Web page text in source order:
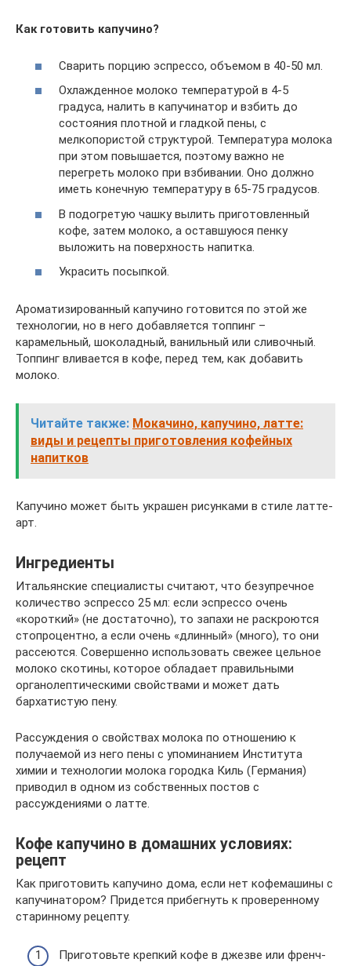
Как готовить капучино?
Сварить порцию эспрессо, объемом в 40-50 мл.
Охлажденное молоко температурой в 4-5
градуса, налить в капучинатор и взбить до
состояния плотной и гладкой пены, с
мелкопористой структурой. Температура молока
при этом повышается, поэтому важно не
перегреть молоко при взбивании. Оно должно
иметь конечную температуру в 65-75 градусов.
В подогретую чашку вылить приготовленный
кофе, затем молоко, а оставшуюся пенку
выложить на поверхность напитка.
Украсить посыпкой.
Ароматизированный капучино готовится по этой же
технологии, но в него добавляется топпинг –
карамельный, шоколадный, ванильный или сливочный.
Топпинг вливается в кофе, перед тем, как добавить
молоко.
Читайте также: Мокачино, капучино, латте:
виды и рецепты приготовления кофейных
напитков
Капучино может быть украшен рисунками в стиле латте-
арт.
Ингредиенты
Итальянские специалисты считают, что безупречное
количество эспрессо 25 мл: если эспрессо очень
«короткий» (не достаточно), то запахи не раскроются
стопроцентно, а если очень «длинный» (много), то они
рассеются. Совершенно использовать свежее цельное
молоко скотины, которое обладает правильными
органолептическими свойствами и может дать
бархатистую пену.
Рассуждения о свойствах молока по отношению к
получаемой из него пены с упоминанием Института
химии и технологии молока городка Киль (Германия)
приводил в одном из собственных постов с
рассуждениями о латте.
Кофе капучино в домашних условиях:
рецепт
Как приготовить капучино дома, если нет кофемашины с
капучинатором? Придется прибегнуть к проверенному
старинному рецепту.
Приготовьте крепкий кофе в джезве или френч-